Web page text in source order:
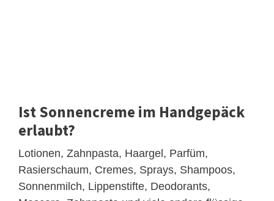
Ist Sonnencreme im Handgepäck
erlaubt?
Lotionen, Zahnpasta, Haargel, Parfüm,
Rasierschaum, Cremes, Sprays, Shampoos,
Sonnenmilch, Lippenstifte, Deodorants,